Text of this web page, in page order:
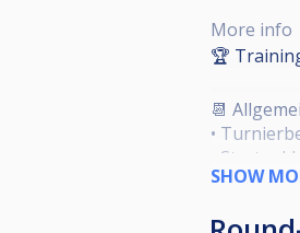
More info
🏆
📆
•
•
•
SHOW